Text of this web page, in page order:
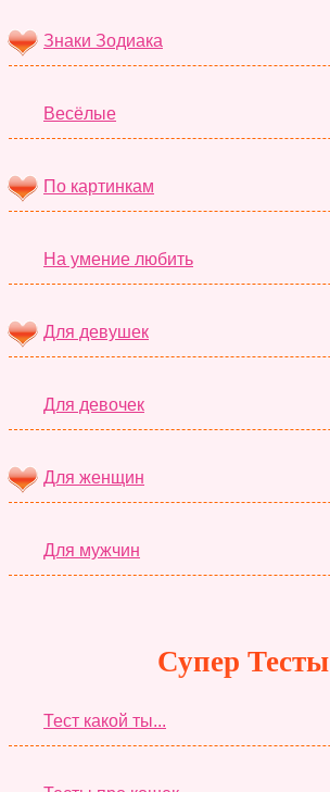
Знаки Зодиака
Весёлые
По картинкам
На умение любить
Для девушек
Для девочек
Для женщин
Для мужчин
Супер Тесты
Тест какой ты...